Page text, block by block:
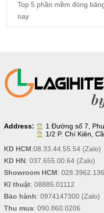
Top 5 phần mềm đóng
nay
Address:
1 Đường số 7,
1/2 P. Chí Kiên,
KD HCM:08.33.44.55.54(Zalo)
KD HN: 037.655.00.64(Zalo)
Showroom HCM:
Kĩ thuật: 08885.01112
Bảo hành: 0974147300(Zalo)
Thu mua: 090.860.0206